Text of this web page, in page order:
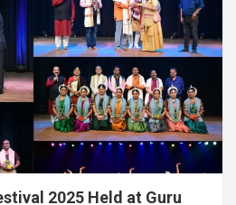
2025 Held at Guru